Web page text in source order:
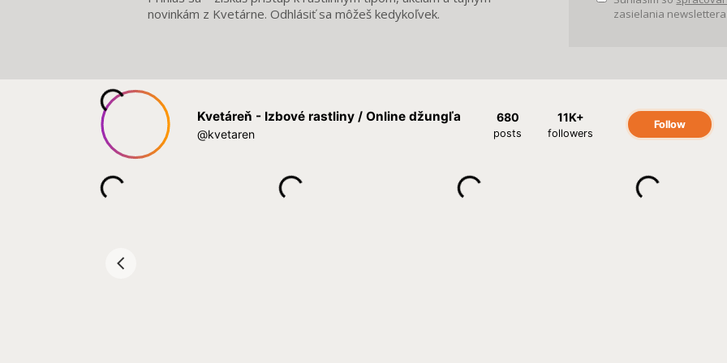
novinkám z Kvetárne. Odhlásiť sa môžeš kedykoľvek.
zasielania